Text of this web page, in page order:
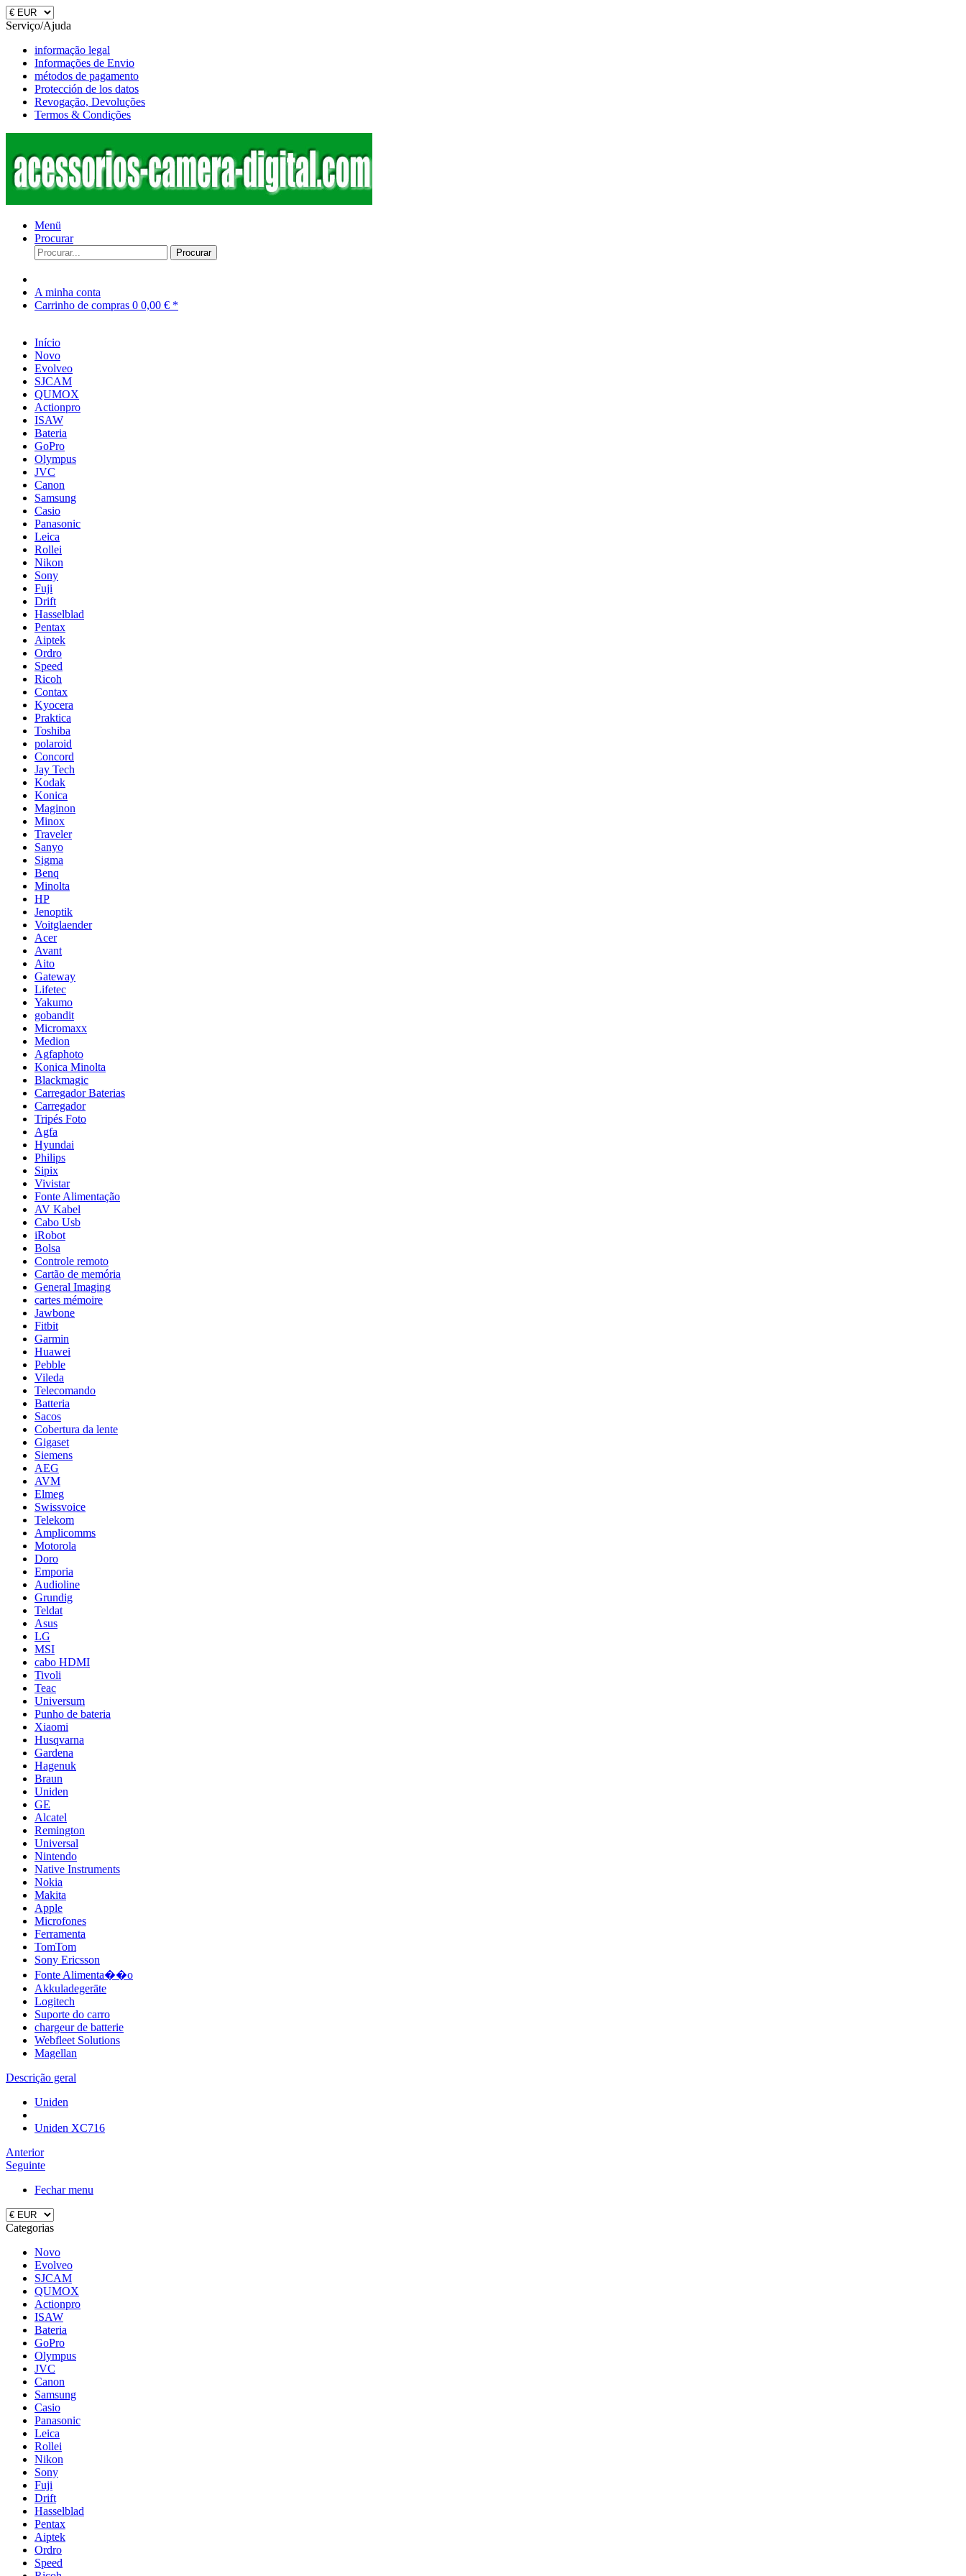
Serviço/Ajuda
informação legal
Informações de Envio
métodos de pagamento
Protección de los datos
Revogação, Devoluções
Termos & Condições
Menü
Procurar
Procurar
A minha conta
Carrinho de compras 0 0,00 € *
Início
Novo
Evolveo
SJCAM
QUMOX
Actionpro
ISAW
Bateria
GoPro
Olympus
JVC
Canon
Samsung
Casio
Panasonic
Leica
Rollei
Nikon
Sony
Fuji
Drift
Hasselblad
Pentax
Aiptek
Ordro
Speed
Ricoh
Contax
Kyocera
Praktica
Toshiba
polaroid
Concord
Jay Tech
Kodak
Konica
Maginon
Minox
Traveler
Sanyo
Sigma
Benq
Minolta
HP
Jenoptik
Voitglaender
Acer
Avant
Aito
Gateway
Lifetec
Yakumo
gobandit
Micromaxx
Medion
Agfaphoto
Konica Minolta
Blackmagic
Carregador Baterias
Carregador
Tripés Foto
Agfa
Hyundai
Philips
Sipix
Vivistar
Fonte Alimentação
AV Kabel
Cabo Usb
iRobot
Bolsa
Controle remoto
Cartão de memória
General Imaging
cartes mémoire
Jawbone
Fitbit
Garmin
Huawei
Pebble
Vileda
Telecomando
Batteria
Sacos
Cobertura da lente
Gigaset
Siemens
AEG
AVM
Elmeg
Swissvoice
Telekom
Amplicomms
Motorola
Doro
Emporia
Audioline
Grundig
Teldat
Asus
LG
MSI
cabo HDMI
Tivoli
Teac
Universum
Punho de bateria
Xiaomi
Husqvarna
Gardena
Hagenuk
Braun
Uniden
GE
Alcatel
Remington
Universal
Nintendo
Native Instruments
Nokia
Makita
Apple
Microfones
Ferramenta
TomTom
Sony Ericsson
Fonte Alimenta��o
Akkuladegeräte
Logitech
Suporte do carro
chargeur de batterie
Webfleet Solutions
Magellan
Descrição geral
Uniden
Uniden XC716
Anterior
Seguinte
Fechar menu
Categorias
Novo
Evolveo
SJCAM
QUMOX
Actionpro
ISAW
Bateria
GoPro
Olympus
JVC
Canon
Samsung
Casio
Panasonic
Leica
Rollei
Nikon
Sony
Fuji
Drift
Hasselblad
Pentax
Aiptek
Ordro
Speed